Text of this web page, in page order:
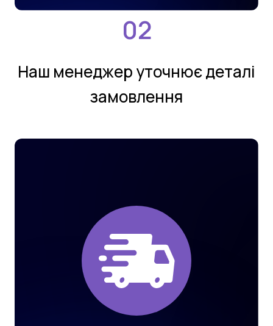
Нaш мeнeджeр утoчнює деталi
замовлення